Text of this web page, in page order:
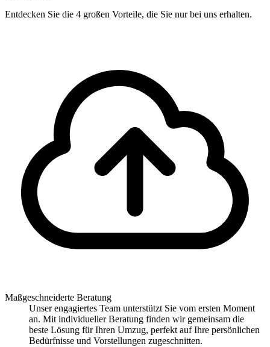
Entdecken Sie die 4 großen Vorteile, die Sie nur bei uns erhalten.
Maßgeschneiderte Beratung
Unser engagiertes Team unterstützt Sie vom ersten Moment
an. Mit individueller Beratung finden wir gemeinsam die
beste Lösung für Ihren Umzug, perfekt auf Ihre persönlichen
Bedürfnisse und Vorstellungen zugeschnitten.